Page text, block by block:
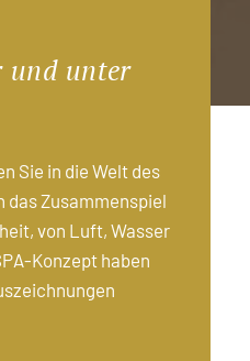
und unter
Sie in die Welt des
das Zusammenspiel
von Luft, Wasser
Konzept haben